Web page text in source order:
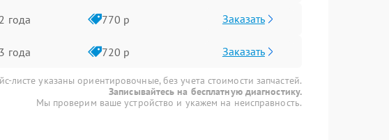
2 года 770 р Заказать
3 года 720 р Заказать
листе указаны ориентировочные, без учета стоимости запчастей.
Записывайтесь на бесплатную диагностику.
Мы проверим ваше устройство и укажем на неисправность.